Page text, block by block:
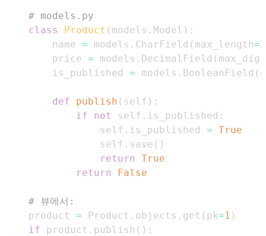
# models.py
class
Product ( models . Model ) :
    name
= models . CharField ( max_length=
    price
= models . DecimalField (
    is_published
= models . BooleanField (
def publish ( self ) :
if
not self . is_published :
            self
. is_published = True
            self
. save ( )
return
True
return
False
# 뷰에서:
product = Product . objects . get ( pk=1 )
if product . publish ( ) :